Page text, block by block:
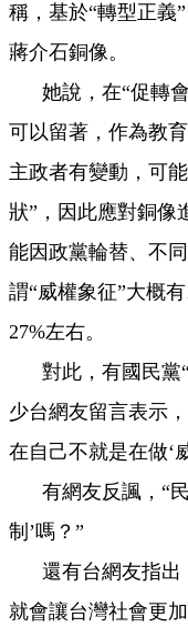
稱，基於“轉型正義
蔣介石銅像。
她說，在“促轉會
可以留著，作為教
主政者有變動，可
狀”，因此應對銅像
能因政黨輪替、不
謂“威權象征”大概
27%左右。
對此，有國民黨“
少台網友留言表示
在自己不就是在做‘
有網友反諷，“民
制’嗎？”
還有台網友指出
就會讓台灣社會更